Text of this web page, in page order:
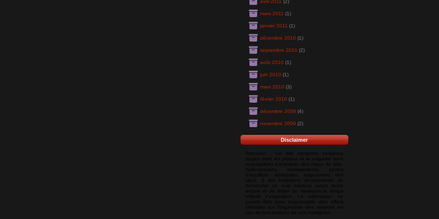
avril 2011 (2)
mars 2011 (1)
janvier 2011 (1)
décembre 2010(1)
septembre 2010(2)
août 2010(1)
juin 2010(1)
mars 2010(3)
février 2010(1)
décembre 2009 (4)
novembre 2009 (2)
Disclaimer
susceptibles d'entrainer des maux de tête,
yeux. Il est fortement recommandé de
lecture et de limiter au maximum le temps
effectif d'exposition. Le webmaster ne